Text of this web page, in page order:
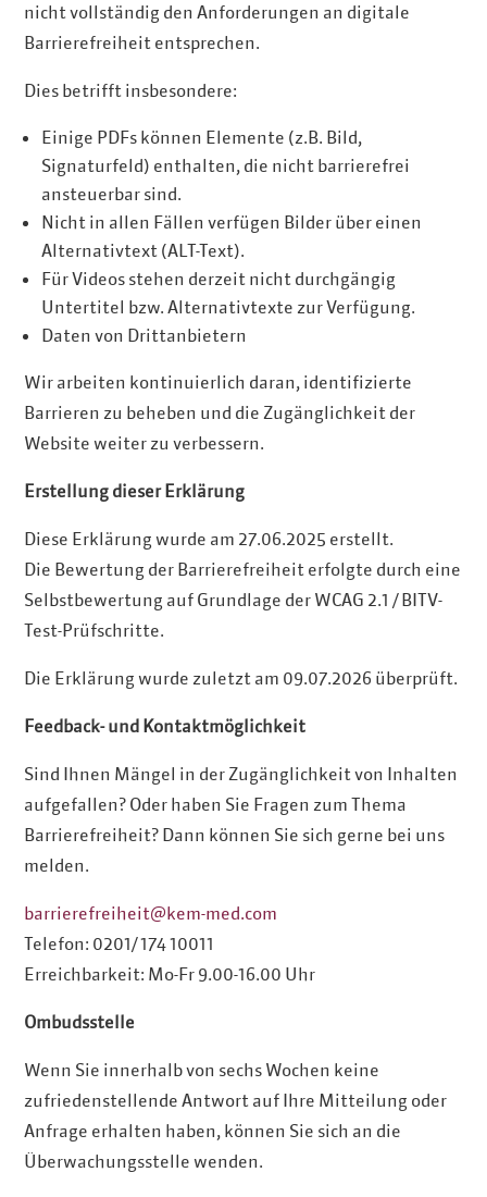
nicht vollständig den Anforderungen an digitale
Barrierefreiheit entsprechen.
Dies betrifft insbesondere:
Einige PDFs können Elemente (z.B. Bild,
Signaturfeld) enthalten, die nicht barrierefrei
ansteuerbar sind.
Nicht in allen Fällen verfügen Bilder über einen
Alternativtext (ALT-Text).
Für Videos stehen derzeit nicht durchgängig
Untertitel bzw. Alternativtexte zur Verfügung.
Daten von Drittanbietern
Wir arbeiten kontinuierlich daran, identifizierte
Barrieren zu beheben und die Zugänglichkeit der
Website weiter zu verbessern.
Erstellung dieser Erklärung
Diese Erklärung wurde am 27.06.2025 erstellt.
Die Bewertung der Barrierefreiheit erfolgte durch eine
Selbstbewertung auf Grundlage der WCAG 2.1 / BITV-
Test-Prüfschritte.
Die Erklärung wurde zuletzt am 09.07.2026 überprüft.
Feedback- und Kontaktmöglichkeit
Sind Ihnen Mängel in der Zugänglichkeit von Inhalten
aufgefallen? Oder haben Sie Fragen zum Thema
Barrierefreiheit? Dann können Sie sich gerne bei uns
melden.
barrierefreiheit@kem-med.com
Telefon: 0201/ 174 10011
Erreichbarkeit: Mo-Fr 9.00-16.00 Uhr
Ombudsstelle
Wenn Sie innerhalb von sechs Wochen keine
zufriedenstellende Antwort auf Ihre Mitteilung oder
Anfrage erhalten haben, können Sie sich an die
Überwachungsstelle wenden.